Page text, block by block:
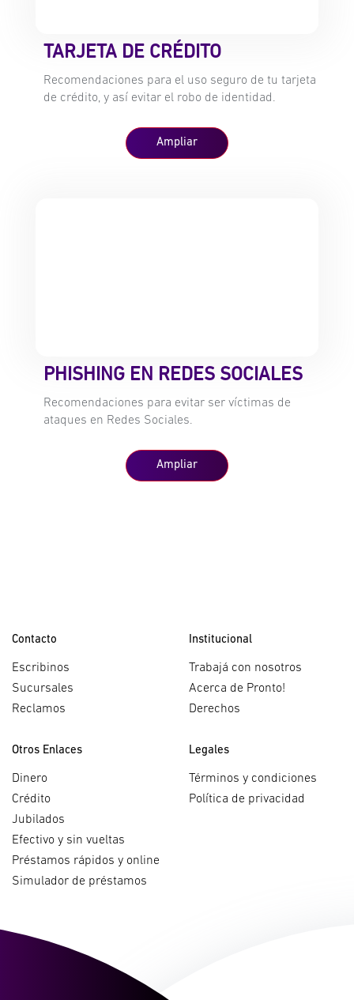
TARJETA DE CRÉDITO
Recomendaciones para el uso seguro de tu tarjeta
de crédito, y así evitar el robo de identidad.
Ampliar
PHISHING EN REDES SOCIALES
Recomendaciones para evitar ser víctimas de
ataques en Redes Sociales.
Ampliar
Contacto
Escribinos
Sucursales
Reclamos
Institucional
Trabajá con nosotros
Acerca de Pronto!
Derechos
Otros Enlaces
Dinero
Crédito
Jubilados
Efectivo y sin vueltas
Préstamos rápidos y online
Simulador de préstamos
Legales
Términos y condiciones
Política de privacidad